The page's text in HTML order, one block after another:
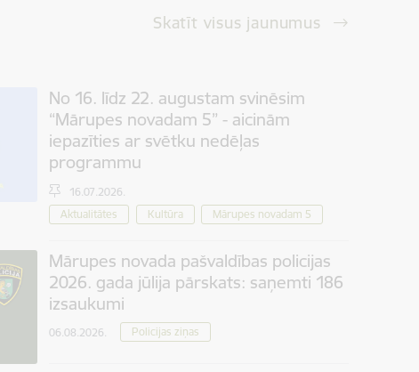
Skatīt visus jaunumus
No 16. līdz 22. augustam svinēsim
“Mārupes novadam 5” - aicinām
iepazīties ar svētku nedēļas
programmu
16.07.2026.
Aktualitātes
Kultūra Mārupes novadam 5
Mārupes novada pašvaldības policijas
2026. gada jūlija pārskats: saņemti 186
izsaukumi
06.08.2026. Policijas ziņas